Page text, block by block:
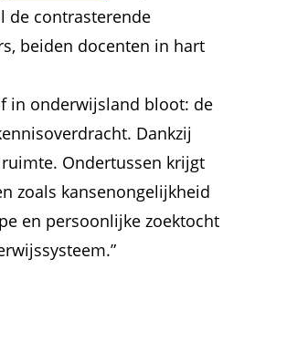
de contrasterende
beiden docenten in hart
in onderwijsland bloot: de
Dankzij
Ondertussen krijgt
zoals kansenongelijkheid
en persoonlijke zoektocht